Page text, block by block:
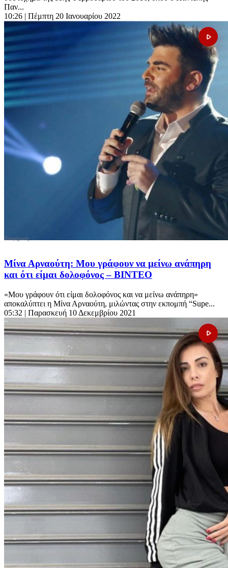
Παν...
10:26 | Πέμπτη 20 Ιανουαρίου 2022
Μίνα Αρναούτη: Μου γράφουν να μείνω ανάπηρη
και ότι είμαι δολοφόνος – ΒΙΝΤΕΟ
«Μου γράφουν ότι είμαι δολοφόνος και να μείνω ανάπηρη»
αποκαλύπτει η Μίνα Αρναούτη, μιλώντας στην εκπομπή “Supe...
05:32 | Παρασκευή 10 Δεκεμβρίου 2021